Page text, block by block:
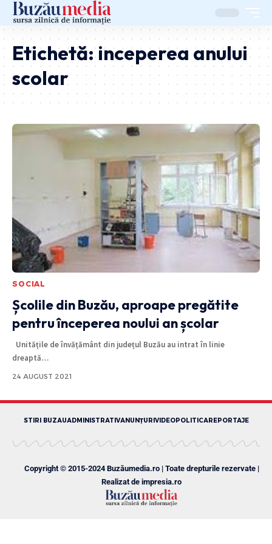
Etichetă:inceperea anului
scolar
SOCIAL
Școlile din Buzău, aproape pregătite
pentru începerea noului an școlar
Unitățile de învățământ din județul Buzău au intrat în linie
dreaptă…
24 AUGUST 2021
STIRI BUZAUADMINISTRATIVANUNȚURIVIDEOPOLITICAREPORTAJE
Copyright © 2015-2024 Buzăumedia.ro | Toate drepturile rezervate |
Realizat de impresia.ro